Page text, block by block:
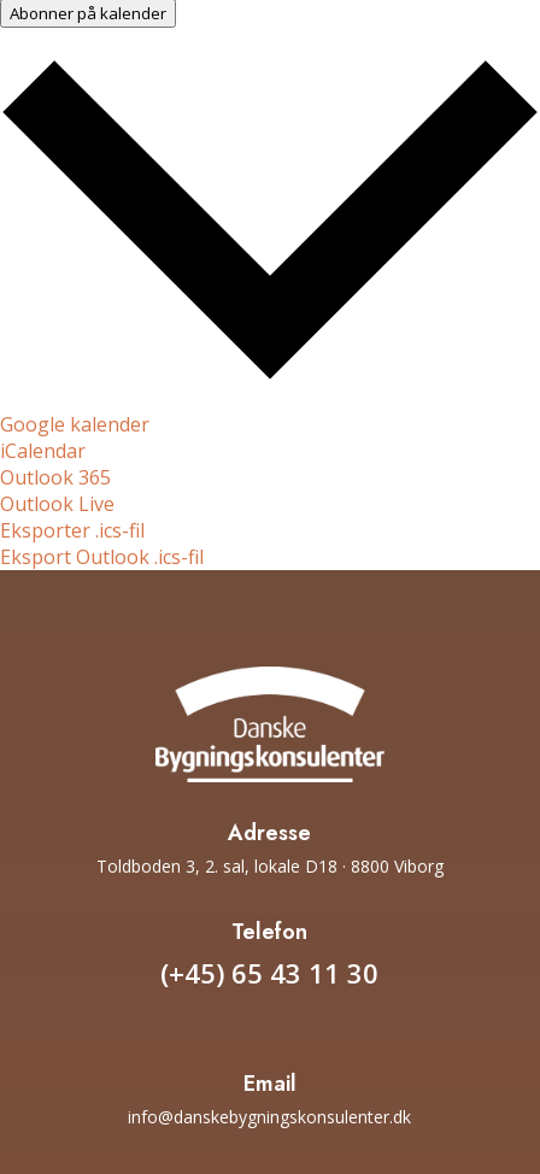
Abonner på kalender
Google kalender
iCalendar
Outlook 365
Outlook Live
Eksporter .ics-fil
Eksport Outlook .ics-fil
Adresse
Toldboden 3, 2. sal, lokale D18 · 8800 Viborg
Telefon
(+45) 65 43 11 30
Email
info@danskebygningskonsulenter.dk